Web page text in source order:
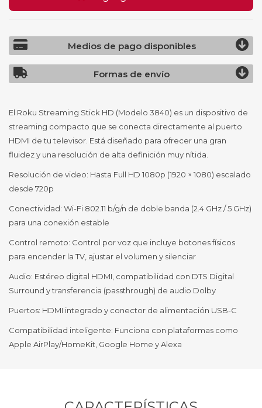
Medios de pago disponibles
Formas de envío
El Roku Streaming Stick HD (Modelo 3840) es un dispositivo de
streaming compacto que se conecta directamente al puerto
HDMI de tu televisor. Está diseñado para ofrecer una gran
fluidez y una resolución de alta definición muy nítida.
Resolución de video: Hasta Full HD 1080p (1920 × 1080) escalado
desde 720p
Conectividad: Wi-Fi 802.11 b/g/n de doble banda (2.4 GHz / 5 GHz)
para una conexión estable
Control remoto: Control por voz que incluye botones físicos
para encender la TV, ajustar el volumen y silenciar
Audio: Estéreo digital HDMI, compatibilidad con DTS Digital
Surround y transferencia (passthrough) de audio Dolby
Puertos: HDMI integrado y conector de alimentación USB-C
Compatibilidad inteligente: Funciona con plataformas como
Apple AirPlay/HomeKit, Google Home y Alexa